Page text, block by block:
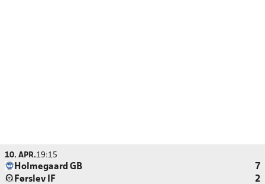
10. APR.19:15
Holmegaard GB
7
Førslev IF
2